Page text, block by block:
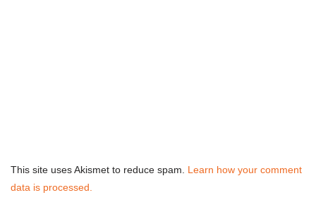
This site uses Akismet to reduce spam. Learn how your comment
data is processed.